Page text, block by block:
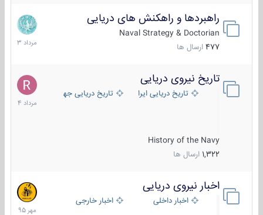
راهبردها و راهکنش های دریایی
Naval Strategy & Doctorian
477 ارسال ها
2
مرداد
1403
تاریخ نیروی دریایی
تاریخ دریایی ایران تاریخ دریایی جهان
History of the Navy
1,322 ارسال ها
16
مرداد
1404
اخبار نیروی دریایی
اخبار داخلی اخبار خارجی
27
مهر
1395